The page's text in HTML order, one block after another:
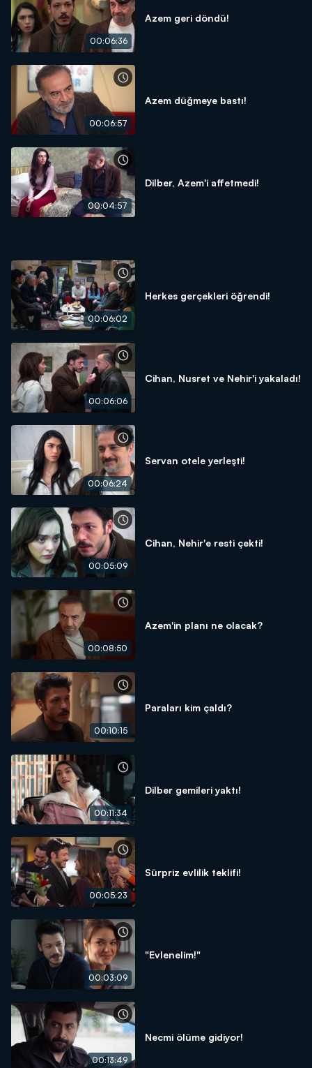
00:06:36
Azem geri döndü!
00:06:57
Azem düğmeye bastı!
00:04:57
Dilber, Azem'i affetmedi!
00:06:02
Herkes gerçekleri öğrendi!
00:06:06
Cihan, Nusret ve Nehir'i yakaladı!
00:06:24
Servan otele yerleşti!
00:05:09
Cihan, Nehir'e resti çekti!
00:08:50
Azem'in planı ne olacak?
00:10:15
Paraları kim çaldı?
00:11:34
Dilber gemileri yaktı!
00:05:23
Sürpriz evlilik teklifi!
00:03:09
"Evlenelim!"
00:13:49
Necmi ölüme gidiyor!